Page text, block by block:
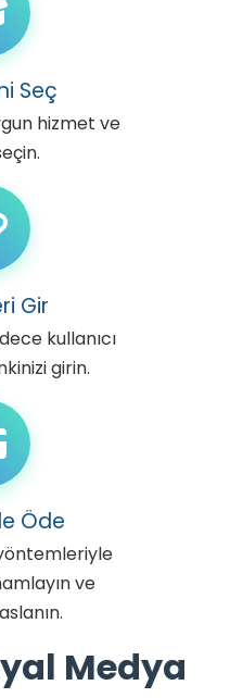
Seç
hizmet ve
Gir
kullanıcı
girin.
Öde
ve
Medya